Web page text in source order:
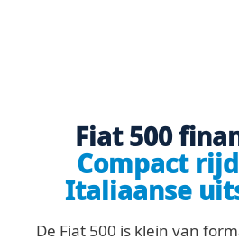
Fiat 500
Compact
Italiaanse
De Fiat 500 is klein van